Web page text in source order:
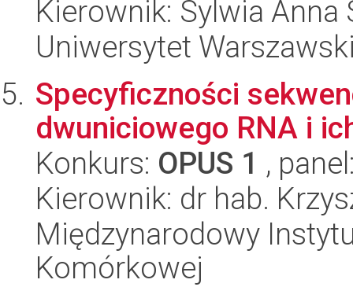
Kierownik: Sylwia Anna
Uniwersytet
Specyficzności
dwuniciowego RNA i
Konkurs: OPUS 1 ,
Kierownik: dr hab.
Międzynarodowy
Komórkowej